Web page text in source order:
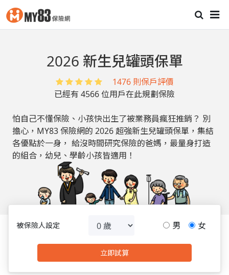
2026 新生兒罐頭保單
1476 則保戶評價
已經有 4566 位用戶在此規劃保險
怕自己不懂保險、小孩快出生了被業務員瘋狂推銷？ 別
擔心，MY83 保險網的 2026 超強新生兒罐頭保單，集結
各優點於一身， 給沒時間研究保險的爸媽，最量身打造
的組合，幼兒、學齡小孩皆適用！
被保險人設定 男 女
立即試算